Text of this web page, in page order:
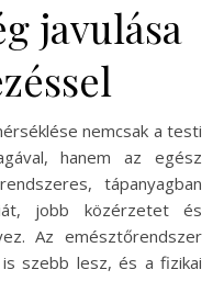
javulása
nemcsak a testi
hanem az egész
tápanyagban
jobb közérzetet és
Az emésztőrendszer
szebb lesz, és a fizikai